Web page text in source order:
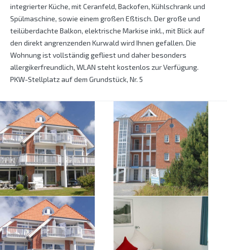
integrierter Küche, mit Ceranfeld, Backofen, Kühlschrank und
Spülmaschine, sowie einem großen Eßtisch. Der große und
teilüberdachte Balkon, elektrische Markise inkl., mit Blick auf
den direkt angrenzenden Kurwald wird Ihnen gefallen. Die
Wohnung ist vollständig gefliest und daher besonders
allergikerfreundlich, WLAN steht kostenlos zur Verfügung.
PKW-Stellplatz auf dem Grundstück, Nr. 5